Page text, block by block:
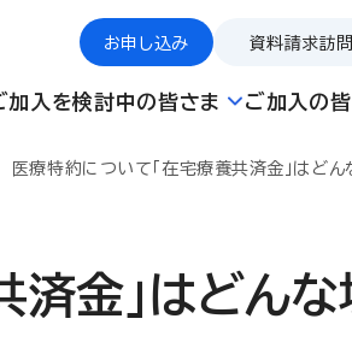
お申し込み 資料請求訪
加入を検討中の皆さま ご加入の
医療特約について「在宅療養共済金」はど
済金」はどん